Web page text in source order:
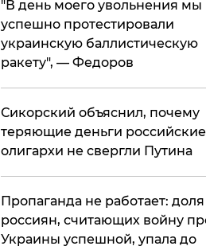
​"В день моего увольнения мы
успешно протестировали
украинскую баллистическую
ракету", — Федоров
Сикорский объяснил, почему
теряющие деньги российские
олигархи не свергли Путина
​Пропаганда не работает: доля
россиян, считающих войну
Украины успешной, упала до